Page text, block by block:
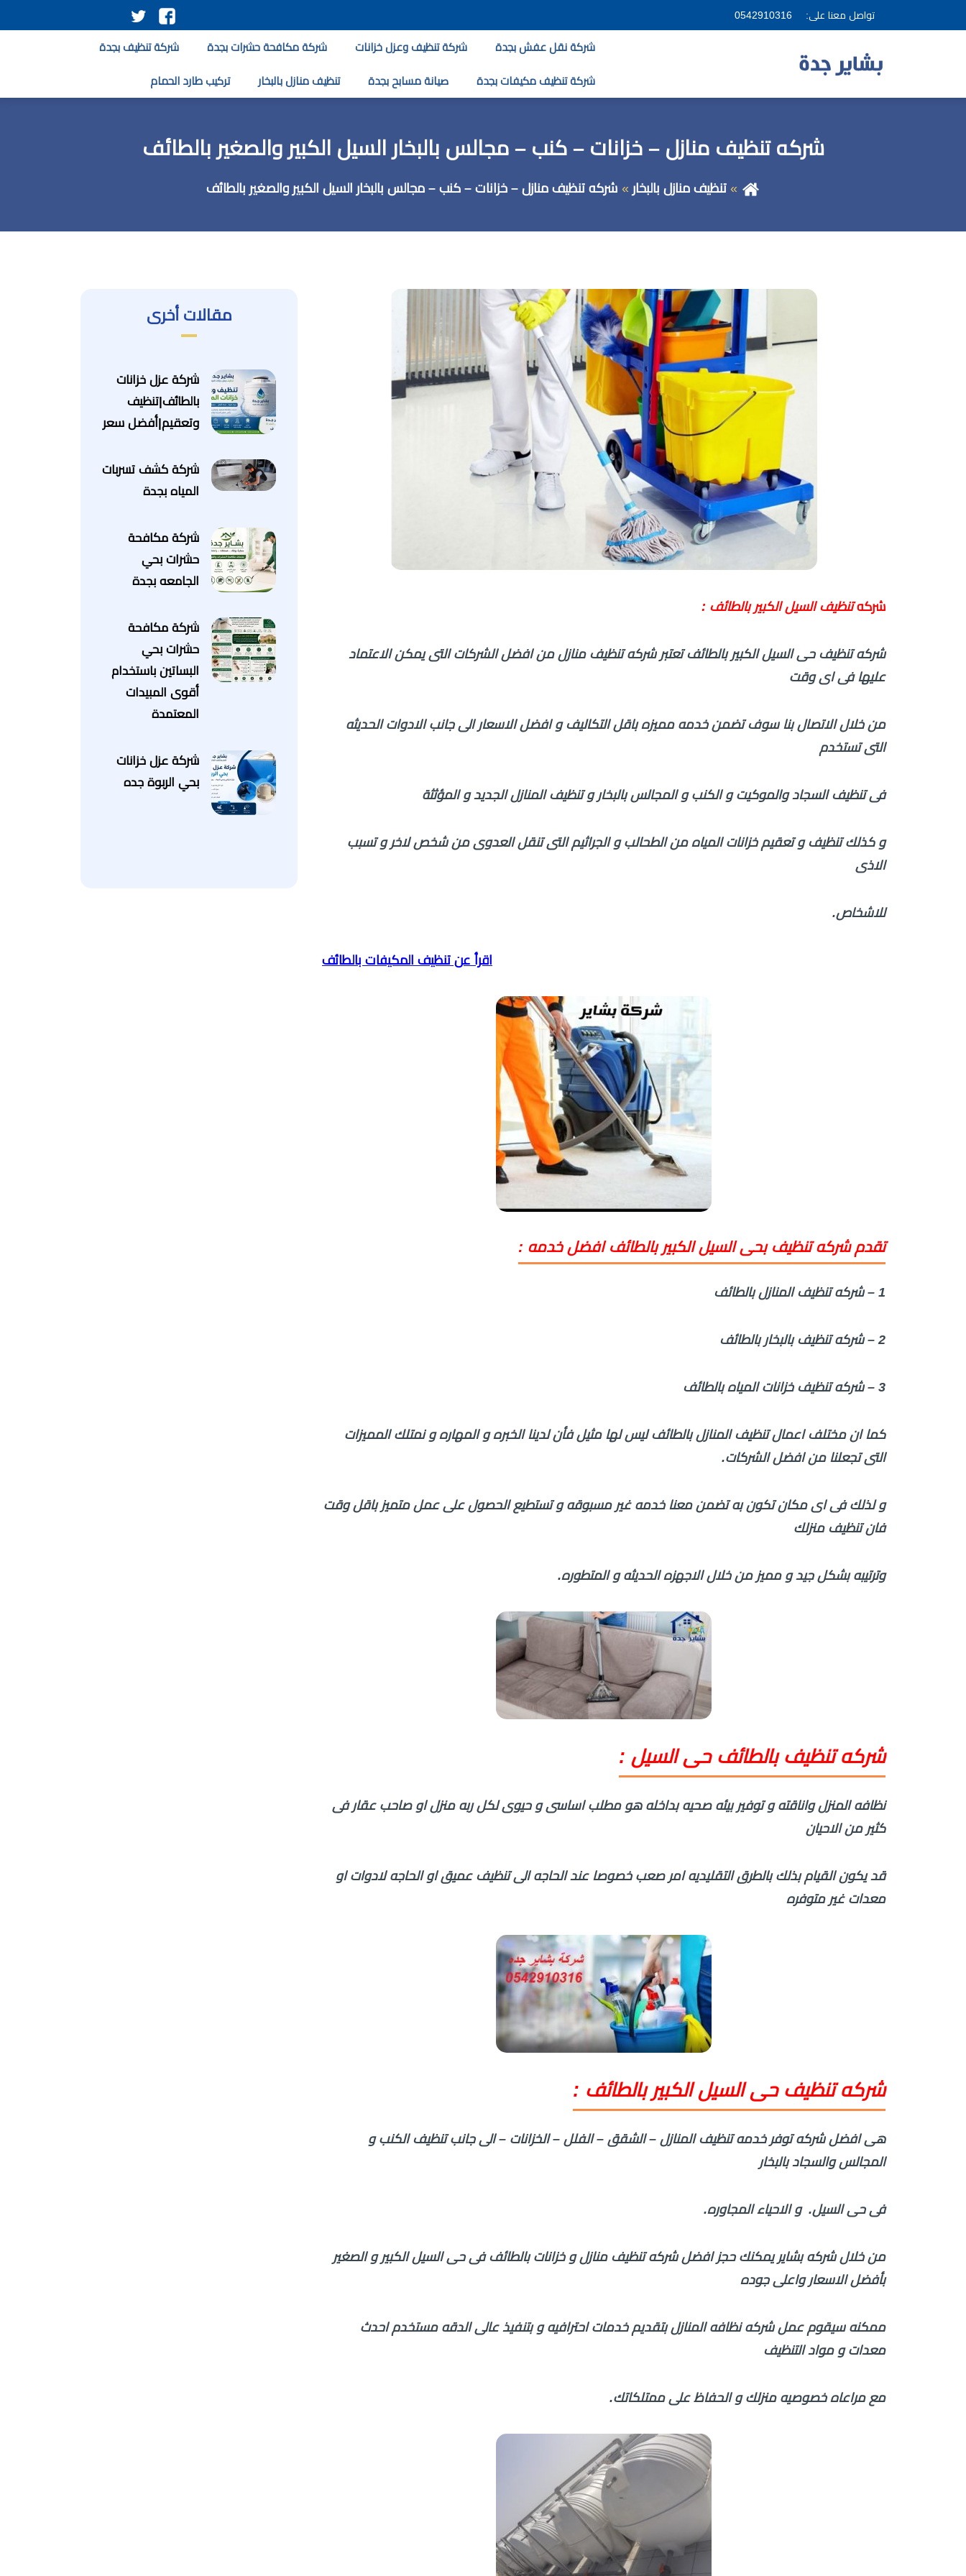
تواصل معنا على: 0542910316
تابعنا
شركة نقل عفش بجدة شركة تنظيف وعزل خزانات شركة مكافحة حشرات بجدة شركة تنظيف بجدة
شركة تنظيف مكيفات بجدة صيانة مسابح بجدة تنظيف منازل بالبخار تركيب طارد الحمام
شركه تنظيف منازل – خزانات – كنب – مجالس بالبخار السيل الكبير والصغير بالطائف
تنظيف منازل بالبخار شركه تنظيف منازل – خزانات – كنب – مجالس بالبخار السيل الكبير والصغير بالطائف
شركهتنظيف السيل الكبير بالطائف :
شركه تنظيف حى السيل الكبير بالطائف تعتبر شركه تنظيف منازل من افضل الشركات التى يمكن الاعتماد
عليها فى اى وقت
من خلال الاتصال بنا سوف تضمن خدمه مميزه باقل التكاليف و افضل الاسعار الى جانب الادوات الحديثه
التى تستخدم
فى تنظيف السجاد والموكيت و الكنب و المجالس بالبخار و تنظيف المنازل الجديد و المؤثثة
و كذلك تنظيف و تعقيم خزانات المياه من الطحالب و الجراثيم التى تنقل العدوى من شخص لاخر و تسبب
الاذى
للاشخاص.
اقرأ عن تنظيف المكيفات بالطائف
تقدم شركه تنظيف بحى السيل الكبير بالطائف افضل خدمه :
1 – شركه تنظيف المنازل بالطائف
2 – شركه تنظيف بالبخار بالطائف
3 – شركه تنظيف خزانات المياه بالطائف
كما ان مختلف اعمال تنظيف المنازل بالطائف ليس لها مثيل فأن لدينا الخبره و المهاره و نمتلك المميزات
التى تجعلنا من افضل الشركات.
و لذلك فى اى مكان تكون به تضمن معنا خدمه غير مسبوقه و تستطيع الحصول على عمل متميز باقل وقت
فان تنظيف منزلك
وترتيبه بشكل جيد و مميز من خلال الاجهزه الحديثه و المتطوره.
شركه تنظيف بالطائف حى السيل :
نظافه المنزل واناقته و توفير بيئه صحيه بداخله هو مطلب اساسى و حيوى لكل ربه منزل او صاحب عقار فى
كثير من الاحيان
قد يكون القيام بذلك بالطرق التقليديه امر صعب خصوصا عند الحاجه الى تنظيف عميق او الحاجه لادوات او
معدات غير متوفره
شركه تنظيف حى السيل الكبير بالطائف :
هى افضل شركه توفر خدمه تنظيف المنازل – الشقق – الفلل – الخزانات – الى جانب تنظيف الكنب و
المجالس والسجاد بالبخار
فى حى السيل. و الاحياء المجاوره.
من خلال شركه بشاير يمكنك حجز افضل شركه تنظيف منازل و خزانات بالطائف فى حى السيل الكبير و الصغير
بأفضل الاسعار واعلى جوده
ممكنه سيقوم عمل شركه نظافه المنازل بتقديم خدمات احترافيه و بتنفيذ عالى الدقه مستخدم احدث
معدات و مواد التنظيف
مع مراعاه خصوصيه منزلك و الحفاظ على ممتلكاتك.
مقالات أخرى
شركة عزل خزانات
بالطائف|تنظيف
وتعقيم|أفضل سعر
شركة كشف تسربات
المياه بجدة
شركة مكافحة
حشرات بحي
الجامعه بجدة
شركة مكافحة
حشرات بحي
البساتين باستخدام
أقوى المبيدات
المعتمدة
شركة عزل خزانات
بحي الربوة جده